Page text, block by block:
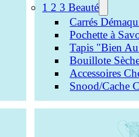
1 2 3 Beauté
Carrés
Pochette à
Tapis "Bien
Bouillote
Accessoires
Snood/Cache